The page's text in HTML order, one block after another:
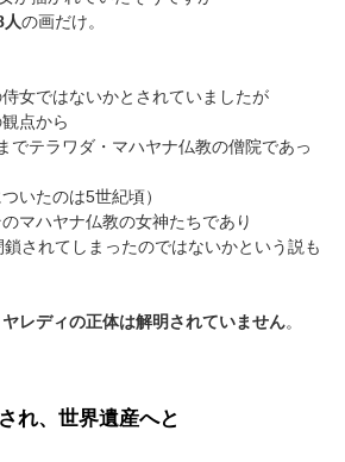
の画だけ。
女ではないかとされていましたが
点から
でテラワダ・マハヤナ仏教の僧院であっ
いたのは5世紀頃）
マハヤナ仏教の女神たちであり
されてしまったのではないかという説も
レディの正体は解明されていません。
れ、世界遺産へと